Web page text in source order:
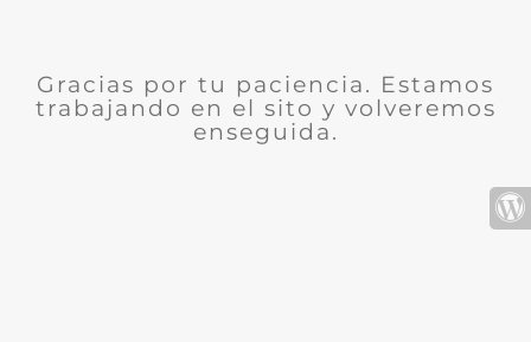
Gracias por tu paciencia. Estamos
trabajando en el sito y volveremos
enseguida.